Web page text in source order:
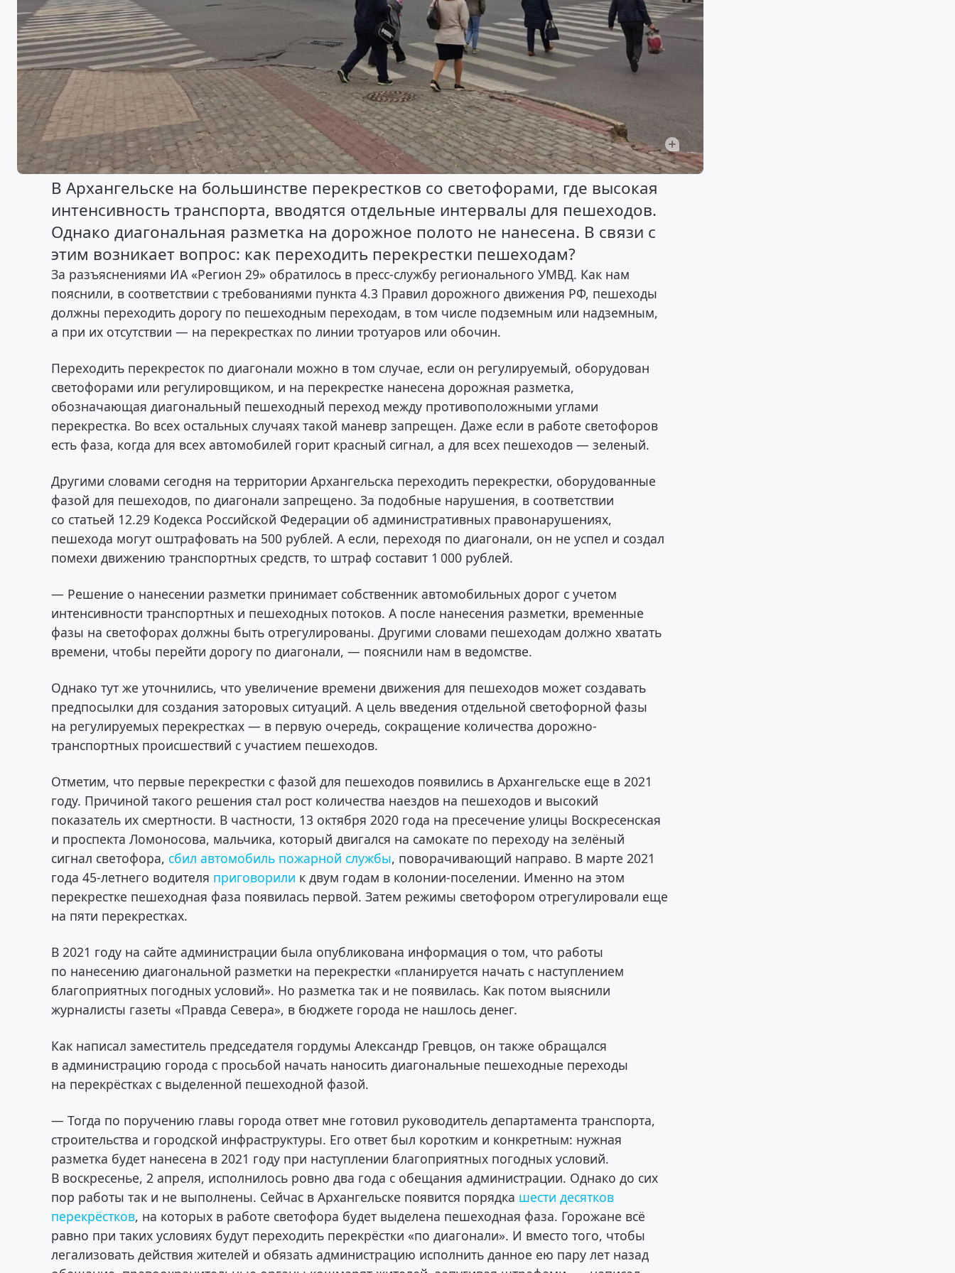
В Архангельске на большинстве перекрестков со светофорами, где высокая
интенсивность транспорта, вводятся отдельные интервалы для пешеходов.
Однако диагональная разметка на дорожное полото не нанесена. В связи с
этим возникает вопрос: как переходить перекрестки пешеходам?
За разъяснениями ИА «Регион 29» обратилось в пресс-службу регионального УМВД. Как нам
пояснили, в соответствии с требованиями пункта 4.3 Правил дорожного движения РФ, пешеходы
должны переходить дорогу по пешеходным переходам, в том числе подземным или надземным,
а при их отсутствии — на перекрестках по линии тротуаров или обочин.
Переходить перекресток по диагонали можно в том случае, если он регулируемый, оборудован
светофорами или регулировщиком, и на перекрестке нанесена дорожная разметка,
обозначающая диагональный пешеходный переход между противоположными углами
перекрестка. Во всех остальных случаях такой маневр запрещен. Даже если в работе светофоров
есть фаза, когда для всех автомобилей горит красный сигнал, а для всех пешеходов — зеленый.
Другими словами сегодня на территории Архангельска переходить перекрестки, оборудованные
фазой для пешеходов, по диагонали запрещено. За подобные нарушения, в соответствии
со статьей 12.29 Кодекса Российской Федерации об административных правонарушениях,
пешехода могут оштрафовать на 500 рублей. А если, переходя по диагонали, он не успел и создал
помехи движению транспортных средств, то штраф составит 1 000 рублей.
— Решение о нанесении разметки принимает собственник автомобильных дорог с учетом
интенсивности транспортных и пешеходных потоков. А после нанесения разметки, временные
фазы на светофорах должны быть отрегулированы. Другими словами пешеходам должно хватать
времени, чтобы перейти дорогу по диагонали, — пояснили нам в ведомстве.
Однако тут же уточнились, что увеличение времени движения для пешеходов может создавать
предпосылки для создания заторовых ситуаций. А цель введения отдельной светофорной фазы
на регулируемых перекрестках — в первую очередь, сокращение количества дорожно-
транспортных происшествий с участием пешеходов.
Отметим, что первые перекрестки с фазой для пешеходов появились в Архангельске еще в 2021
году. Причиной такого решения стал рост количества наездов на пешеходов и высокий
показатель их смертности. В частности, 13 октября 2020 года на пресечение улицы Воскресенская
и проспекта Ломоносова, мальчика, который двигался на самокате по переходу на зелёный
сигнал светофора, сбил автомобиль пожарной службы, поворачивающий направо. В марте 2021
года 45-летнего водителя приговорили к двум годам в колонии-поселении. Именно на этом
перекрестке пешеходная фаза появилась первой. Затем режимы светофором отрегулировали еще
на пяти перекрестках.
В 2021 году на сайте администрации была опубликована информация о том, что работы
по нанесению диагональной разметки на перекрестки «планируется начать с наступлением
благоприятных погодных условий». Но разметка так и не появилась. Как потом выяснили
журналисты газеты «Правда Севера», в бюджете города не нашлось денег.
Как написал заместитель председателя гордумы Александр Гревцов, он также обращался
в администрацию города с просьбой начать наносить диагональные пешеходные переходы
на перекрёстках с выделенной пешеходной фазой.
— Тогда по поручению главы города ответ мне готовил руководитель департамента транспорта,
строительства и городской инфраструктуры. Его ответ был коротким и конкретным: нужная
разметка будет нанесена в 2021 году при наступлении благоприятных погодных условий.
В воскресенье, 2 апреля, исполнилось ровно два года с обещания администрации. Однако до сих
пор работы так и не выполнены. Сейчас в Архангельске появится порядка шести десятков
перекрёстков, на которых в работе светофора будет выделена пешеходная фаза. Горожане всё
равно при таких условиях будут переходить перекрёстки «по диагонали». И вместо того, чтобы
легализовать действия жителей и обязать администрацию исполнить данное ею пару лет назад